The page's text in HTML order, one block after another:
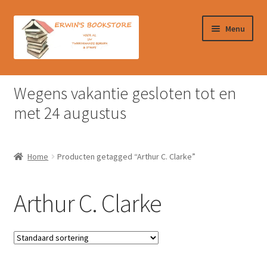
door
naar
naar
Menu
Home
Afrekenen
Verzendkosten & Ophalen boeken
Winkelmand
Wegens vakantie gesloten tot en
met 24 augustus
Home Producten getagged “Arthur C. Clarke”
Arthur C. Clarke